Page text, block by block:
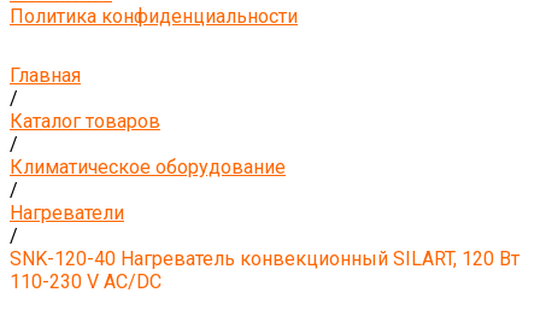
Политика конфиденциальности
Главная
/
Каталог товаров
/
Климатическое оборудование
/
Нагреватели
/
SNK-120-40 Нагреватель конвекционный SILART, 120 Вт
110-230 V AC/DC